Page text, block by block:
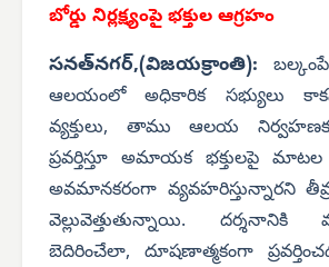
బోర్డు నిర్లక్ష్యంపై భక్తుల ఆగ్రహం
సనత్‌నగర్,(విజయక్రాంతి):
ఆలయంలో అధికారిక సభ్యులు
వ్యక్తులు, తాము ఆలయ
ప్రవర్తిస్తూ అమాయక భక్తులపై మాటల
అవమానకరంగా వ్యవహరిస్తున్నారని
వెల్లువెత్తుతున్నాయి. దర్శనానికి
బెదిరించేలా, దూషణాత్మకంగా